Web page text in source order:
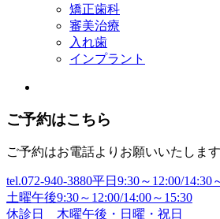
矯正歯科
審美治療
入れ歯
インプラント
ご予約はこちら
ご予約はお電話よりお願いいたします
tel.072-940-3880平日9:30～12:00/14:30
土曜午後9:30～12:00/14:00～15:30
休診日 木曜午後・日曜・祝日